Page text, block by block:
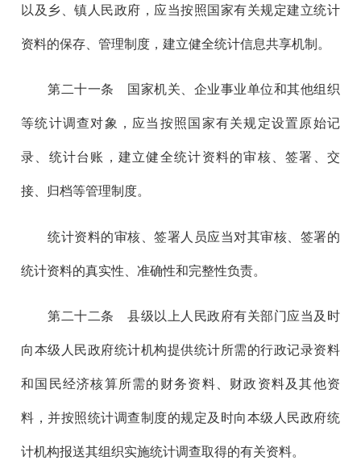
以及乡、镇人民政府，应当按照国家有关规定建立统计
资料的保存、管理制度，建立健全统计信息共享机制。
第二十一条 国家机关、企业事业单位和其他组织
等统计调查对象，应当按照国家有关规定设置原始记
录、统计台账，建立健全统计资料的审核、签署、交
接、归档等管理制度。
统计资料的审核、签署人员应当对其审核、签署的
统计资料的真实性、准确性和完整性负责。
第二十二条 县级以上人民政府有关部门应当及时
向本级人民政府统计机构提供统计所需的行政记录资料
和国民经济核算所需的财务资料、财政资料及其他资
料，并按照统计调查制度的规定及时向本级人民政府统
计机构报送其组织实施统计调查取得的有关资料。